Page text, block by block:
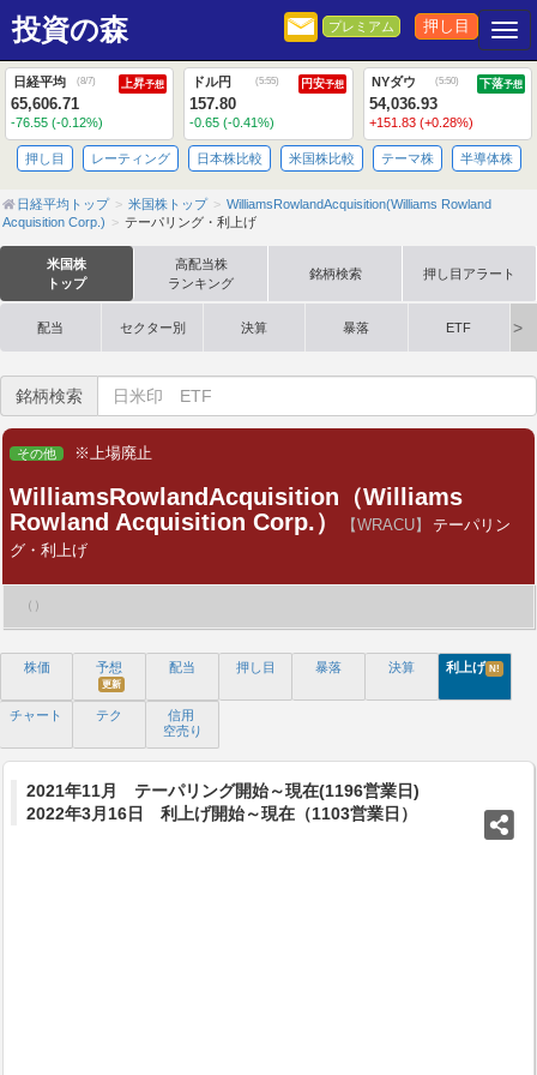
投資の森 プレミアム 押し目
日経平均 (8/7) 上昇予想
65,606.71
-76.55 (-0.12%)
ドル円 (5:55) 円安予想
157.80
-0.65 (-0.41%)
NYダウ (5:50) 下落予想
54,036.93
+151.83 (+0.28%)
押し目 レーティング 日本株比較 米国株比較 テーマ株 半導体株
日経平均トップ 米国株トップ
WilliamsRowlandAcquisition(Williams Rowland
Acquisition Corp.)
テーパリング・利上げ
米国株
トップ
高配当株
ランキング
銘柄検索 押し目アラート
配当 セクター別 決算 暴落 ETF
銘柄検索
その他 ※上場廃止
WilliamsRowlandAcquisition（Williams
Rowland Acquisition Corp.）
【WRACU】
テーパリン
グ・利上げ
（）
株価 予想
更新
配当 押し目 暴落 決算 利上げ N!
チャート テク
信用
空売り
2021年11月 テーパリング開始～現在(1196営業日)
2022年3月16日 利上げ開始～現在（1103営業日）